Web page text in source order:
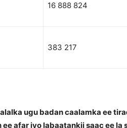
16 888 824
383 217
ugu badan caalamka ee
afar iyo labaatankii saac ee la